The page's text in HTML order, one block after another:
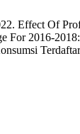
Effect Of
For 2016-